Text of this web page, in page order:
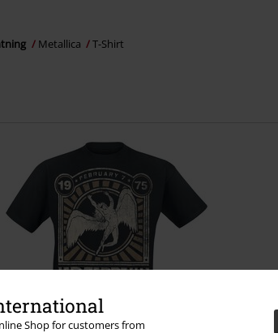
Shop for customers from
Metallica T-Shirt